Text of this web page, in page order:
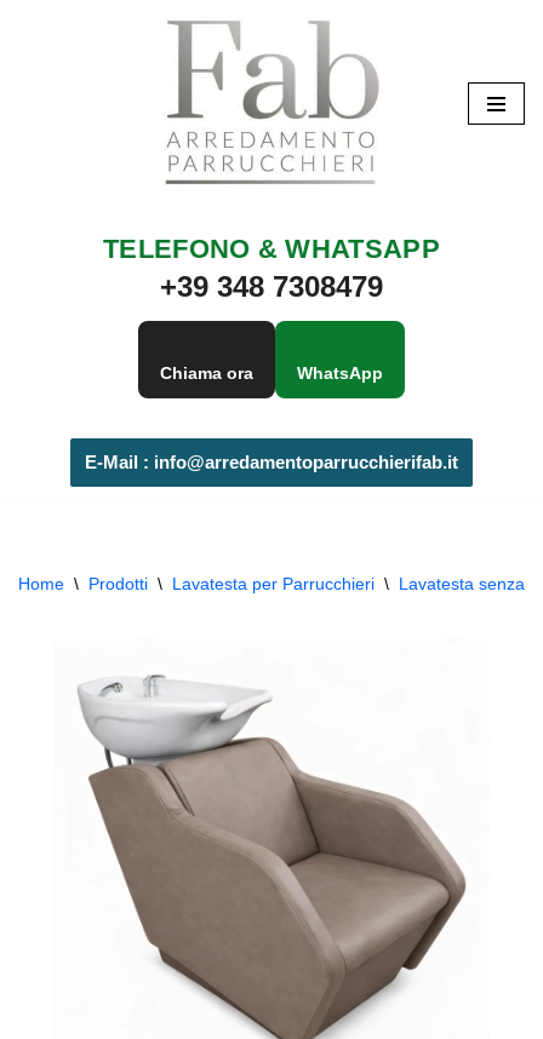
TELEFONO & WHATSAPP
+39 348 7308479
Chiama ora WhatsApp
E-Mail : info@arredamentoparrucchierifab.it
Home \ Prodotti \ Lavatesta per Parrucchieri \ Lavatesta senza